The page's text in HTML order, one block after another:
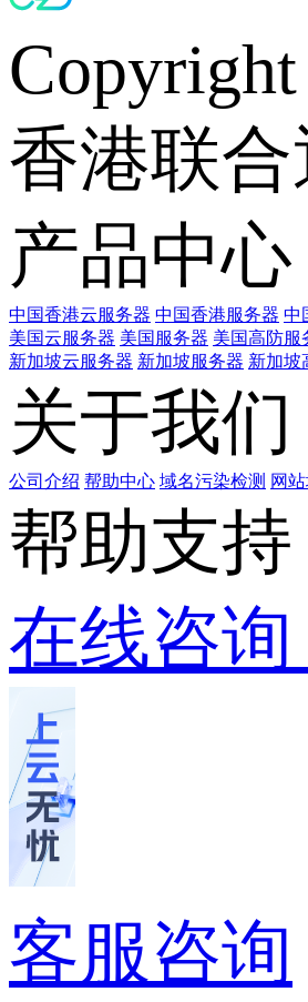
香港联
产品中心
中国香港云服务器 中国香港服务器 中
美国云服务器 美国服务器 美国高防服
新加坡云服务器 新加坡服务器 新加坡
关于我们
公司介绍 帮助中心 域名污染检测 网
帮助支持
在线咨询
客服咨询